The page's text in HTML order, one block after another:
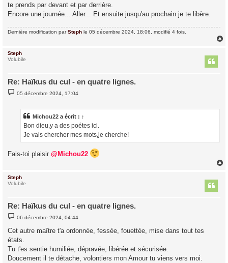
te prends par devant et par derrière.
Encore une journée... Aller... Et ensuite jusqu'au prochain je te libère.
Dernière modification parSteph le 05 décembre 2024, 18:06, modifié 4 fois.
Steph
Volubile
Re: Haïkus du cul - en quatre lignes.
M
e
05 décembre 2024, 17:04
Michou22 a écrit : ↑
Bon dieu,y a des poétes ici.
Je vais chercher mes mots,je cherche!
Fais-toi plaisir @Michou22
Steph
Volubile
Re: Haïkus du cul - en quatre lignes.
M
s
s
a
g
e
06 décembre 2024, 04:44
Cet autre maître t'a ordonnée, fessée, fouettée, mise dans tout tes
états.
Tu t'es sentie humiliée, dépravée, libérée et sécurisée.
Doucement il te détache, volontiers mon Amour tu viens vers moi.